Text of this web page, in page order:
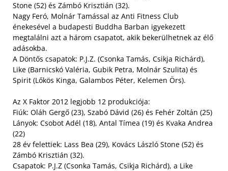
Stone (52) és Zámbó Krisztián (32).
Nagy Feró, Molnár Tamással az Anti Fitness Club
énekesével a budapesti Buddha Barban igyekezett
megtalálni azt a három csapatot, akik bekerülhetnek az élő
adásokba.
A Döntős csapatok: P.J.Z. (Csonka Tamás, Csikja Richárd),
Like (Barnicskó Valéria, Gubik Petra, Molnár Szulita) és
Spirit (Lőkös Kinga, Galambos Péter, Kelemen Örs).
Az X Faktor 2012 legjobb 12 produkciója:
Fiúk: Oláh Gergő (23), Szabó Dávid (26) és Fehér Zoltán (25)
Lányok: Csobot Adél (18), Antal Tímea (19) és Kvaka Andrea
(22)
28 év felettiek: Lass Bea (29), Kovács László Stone (52) és
Zámbó Krisztián (32).
Csapatok: P.J.Z (Csonka Tamás, Csikja Richárd), a Like